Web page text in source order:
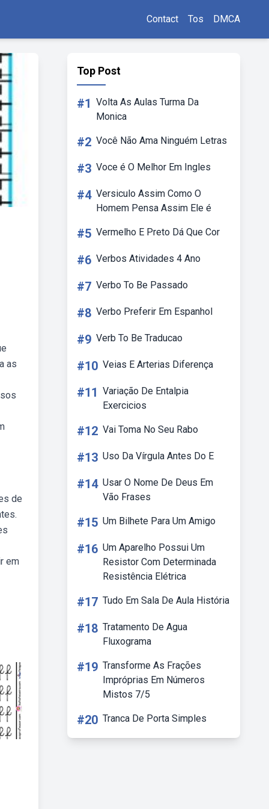
Contact Tos DMCA
as
de
em
Top Post
#1 Volta As Aulas Turma Da
Monica
#2 Você Não Ama Ninguém Letras
#3 Voce é O Melhor Em Ingles
#4 Versiculo Assim Como O
Homem Pensa Assim Ele é
#5 Vermelho E Preto Dá Que Cor
#6 Verbos Atividades 4 Ano
#7 Verbo To Be Passado
#8 Verbo Preferir Em Espanhol
#9 Verb To Be Traducao
#10 Veias E Arterias Diferença
#11 Variação De Entalpia
Exercicios
#12 Vai Toma No Seu Rabo
#13 Uso Da Vírgula Antes Do E
#14 Usar O Nome De Deus Em
Vão Frases
#15 Um Bilhete Para Um Amigo
#16 Um Aparelho Possui Um
Resistor Com Determinada
Resistência Elétrica
#17 Tudo Em Sala De Aula História
#18 Tratamento De Agua
Fluxograma
#19 Transforme As Frações
Impróprias Em Números
Mistos 7/5
#20 Tranca De Porta Simples